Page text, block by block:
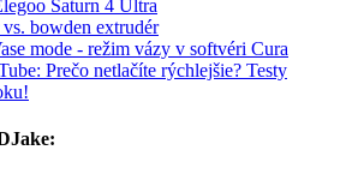
Saturn 4 Ultra
bowden extrudér
mode - režim vázy v softvéri Cura
Prečo netlačíte rýchlejšie? Testy